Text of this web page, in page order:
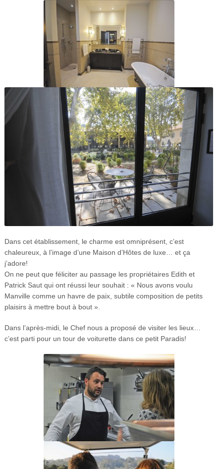
Dans cet établissement, le charme est omniprésent, c’est
chaleureux, à l’image d’une Maison d’Hôtes de luxe… et ça
j’adore!
On ne peut que féliciter au passage les propriétaires Edith et
Patrick Saut qui ont réussi leur souhait : « Nous avons voulu
Manville comme un havre de paix, subtile composition de petits
plaisirs à mettre bout à bout ».
Dans l’après-midi, le Chef nous a proposé de visiter les lieux…
c’est parti pour un tour de voiturette dans ce petit Paradis!